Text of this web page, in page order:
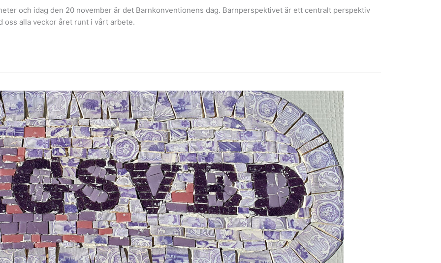
och idag den 20 november är det Barnkonventionens dag. Barnperspektivet är ett centralt perspektiv
alla veckor året runt i vårt arbete.